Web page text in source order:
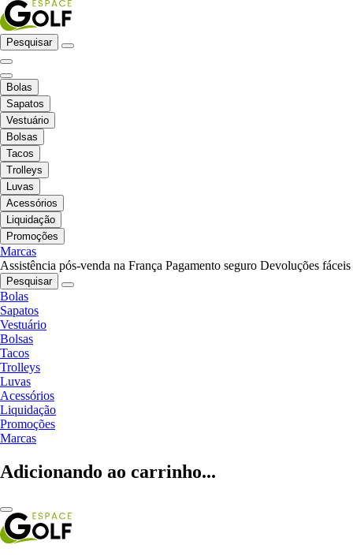
Pesquisar
Bolas
Sapatos
Vestuário
Bolsas
Tacos
Trolleys
Luvas
Acessórios
Liquidação
Promoções
Marcas
Assistência pós-venda na França Pagamento seguro Devoluções fáceis
Pesquisar
Bolas
Sapatos
Vestuário
Bolsas
Tacos
Trolleys
Luvas
Acessórios
Liquidação
Promoções
Marcas
Adicionando ao carrinho...